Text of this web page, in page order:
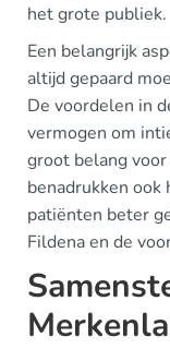
het grote publiek.
Een belangrijk
altijd gepaard
De voordelen in
vermogen om
groot belang
benadrukken ook
patiënten beter
Fildena en de